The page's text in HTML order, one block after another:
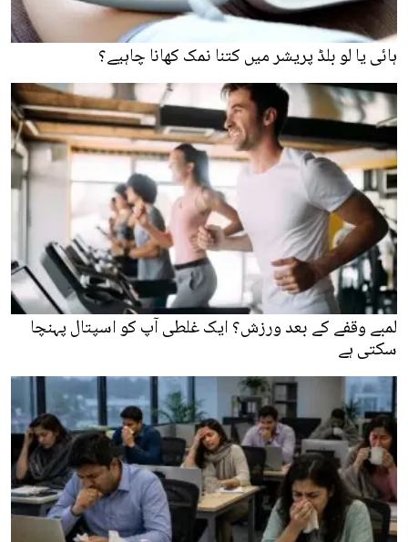
ہائی یا لو بلڈ پریشر میں کتنا نمک کھانا چاہیے؟
لمبے وقفے کے بعد ورزش؟ ایک غلطی آپ کو اسپتال پہنچا
سکتی ہے